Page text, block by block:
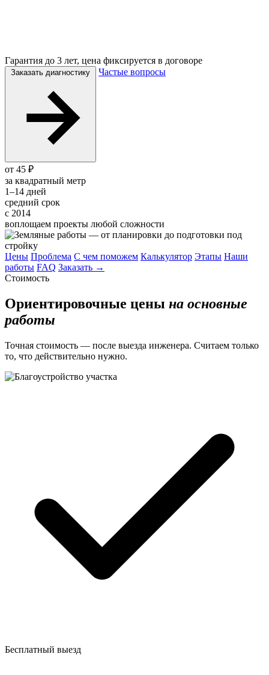
Гарантия до 3 лет, цена фиксируется в договоре
Частые вопросы
от 45 ₽
за квадратный метр
1–14 дней
средний срок
с 2014
воплощаем проекты любой сложности
Цены Проблема С чем поможем Калькулятор Этапы Наши
работы FAQ Заказать →
Стоимость
Ориентировочные цены на основные
работы
Точная стоимость — после выезда инженера. Считаем только
то, что действительно нужно.
Бесплатный выезд